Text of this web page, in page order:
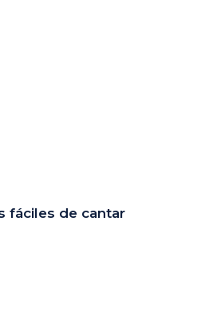
fáciles de cantar